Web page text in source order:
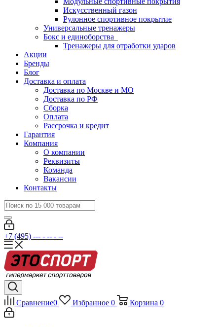
Искусственный газон
Рулонное спортивное покрытие
Универсальные тренажеры
Бокс и единоборства
Тренажеры для отработки ударов
Акции
Бренды
Блог
Доставка и оплата
Доставка по Москве и МО
Доставка по РФ
Сборка
Оплата
Рассрочка и кредит
Гарантия
Компания
О компании
Реквизиты
Команда
Вакансии
Контакты
+7 (495) --- - -- - --
Сравнение0 Избранное 0 Корзина 0